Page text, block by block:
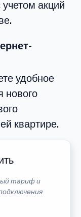
учетом акций
удобное
нового
квартире.
тариф и